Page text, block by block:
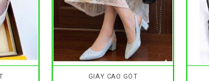
GIÀY CAO GÓT